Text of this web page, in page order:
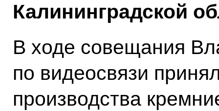
Калининградской
В ходе совещания
по видеосвязи
производства